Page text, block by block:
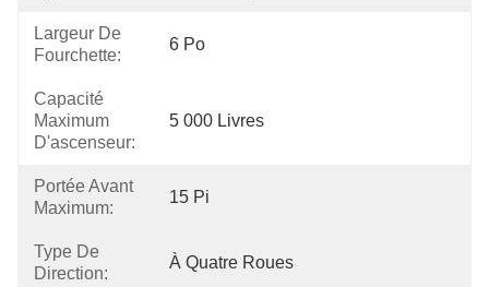
Largeur De
Fourchette:
6 Po
Capacité
Maximum
D'ascenseur:
5 000 Livres
Portée Avant
Maximum:
15 Pi
Type De
Direction:
À Quatre Roues